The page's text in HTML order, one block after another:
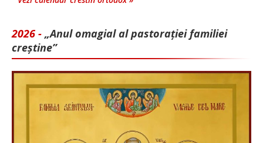
2026 - „Anul omagial al pastorației familiei
creștine”